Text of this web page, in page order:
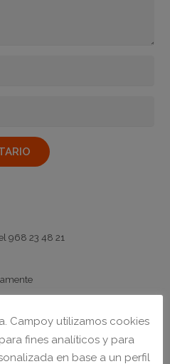
968 23 48 21
Campoy utilizamos cookies
fines analíticos y para
en base a un perfil